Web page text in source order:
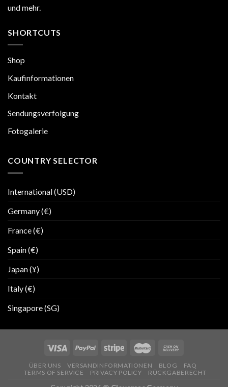
und mehr.
SHORTCUTS
Shop
Kaufinformationen
Kontakt
Sendungsverfolgung
Fotogalerie
COUNTRY SELECTOR
International (USD)
Germany (€)
France (€)
Spain (€)
Japan (¥)
Italy (€)
Singapore (SG)
ÜBER UNS VERSANDINFORMATIONEN BLOG
FAQ
TERMS OF SERVICE
PRIVACY POLICY RÜCKGABERECHT